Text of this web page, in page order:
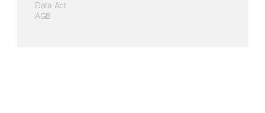
Data Act
AGB